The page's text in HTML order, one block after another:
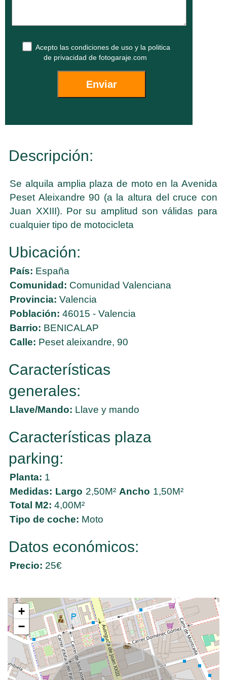
Acepto las condiciones de uso y la politica
de privacidad de fotogaraje.com
Descripción:
Se alquila amplia plaza de moto en la Avenida
Peset Aleixandre 90 (a la altura del cruce con
Juan XXIII). Por su amplitud son válidas para
cualquier tipo de motocicleta
Ubicación:
País: España
Comunidad: Comunidad Valenciana
Provincia: Valencia
Población: 46015 - Valencia
Barrio: BENICALAP
Calle: Peset aleixandre, 90
Características
generales:
Llave/Mando: Llave y mando
Características plaza
parking:
Planta: 1
Medidas: Largo 2,50M² Ancho 1,50M²
Total M2: 4,00M²
Tipo de coche: Moto
Datos económicos:
Precio: 25€
+
−